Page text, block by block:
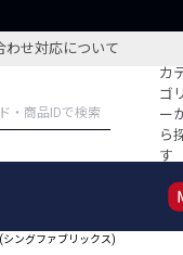
せ対応について
カ
ゴリ
ー
ら
す
特集記事
シングファブリックス)